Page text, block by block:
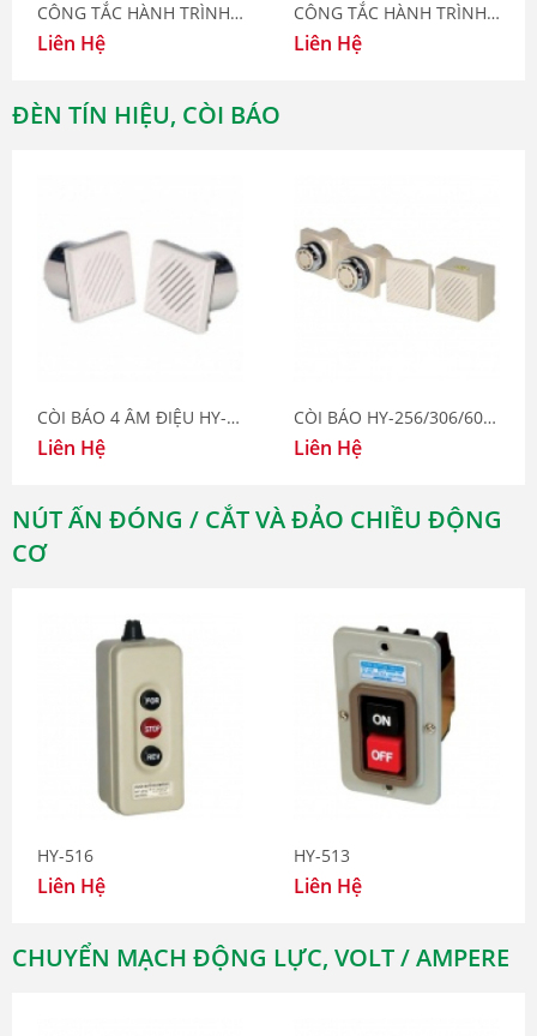
CÔNG TẮC HÀNH TRÌNH HY-L800
Liên Hệ
CÔNG TẮC HÀNH TRÌNH HY-M904/LM904
Liên Hệ
ĐÈN TÍN HIỆU, CÒI BÁO
CÒI BÁO 4 ÂM ĐIỆU HY-606MA
Liên Hệ
CÒI BÁO HY-256/306/606/606N
Liên Hệ
NÚT ẤN ĐÓNG / CẮT VÀ ĐẢO CHIỀU ĐỘNG
CƠ
HY-516
Liên Hệ
HY-513
Liên Hệ
CHUYỂN MẠCH ĐỘNG LỰC, VOLT / AMPERE